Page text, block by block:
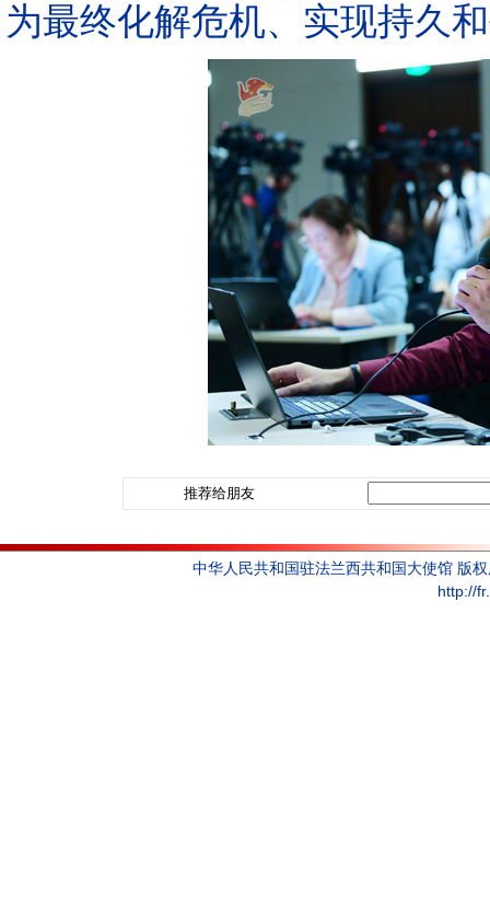
为最终化解危机、实现持久
推荐给朋友
中华人民共和国驻法兰西共和国大使馆 版
http://